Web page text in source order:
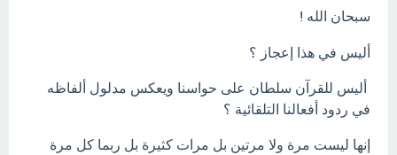
سبحان الله !
أليس في هذا إعجاز ؟
أليس للقرآن سلطان على حواسنا ويعكس مدلول ألفاظه
في ردود أفعالنا التلقائية ؟
إنها ليست مرة ولا مرتين بل مرات كثيرة بل ربما كل مرة